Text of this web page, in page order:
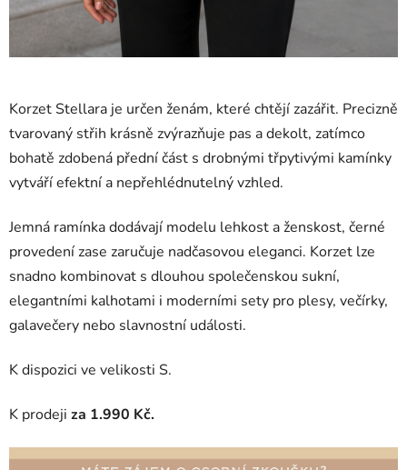
Korzet Stellara je určen ženám, které chtějí zazářit. Precizně
tvarovaný střih krásně zvýrazňuje pas a dekolt, zatímco
bohatě zdobená přední část s drobnými třpytivými kamínky
vytváří efektní a nepřehlédnutelný vzhled.
Jemná ramínka dodávají modelu lehkost a ženskost, černé
provedení zase zaručuje nadčasovou eleganci. Korzet lze
snadno kombinovat s dlouhou společenskou sukní,
elegantními kalhotami i moderními sety pro plesy, večírky,
galavečery nebo slavnostní události.
K dispozici ve velikosti S.
K prodeji za 1.990 Kč.